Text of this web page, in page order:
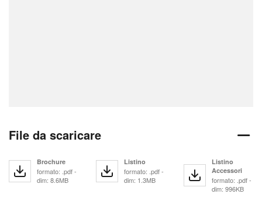
File da scaricare
Brochure
formato: .pdf -
dim: 8.6MB
Listino
formato: .pdf -
dim: 1.3MB
Listino
Accessori
formato: .pdf -
dim: 996KB